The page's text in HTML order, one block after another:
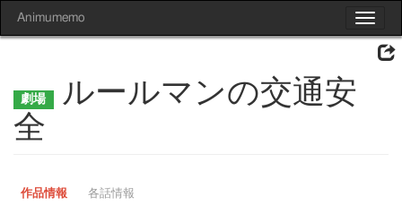
Toggle
Animumemo
ルールマンの交通安
全
作品情報 各話情報